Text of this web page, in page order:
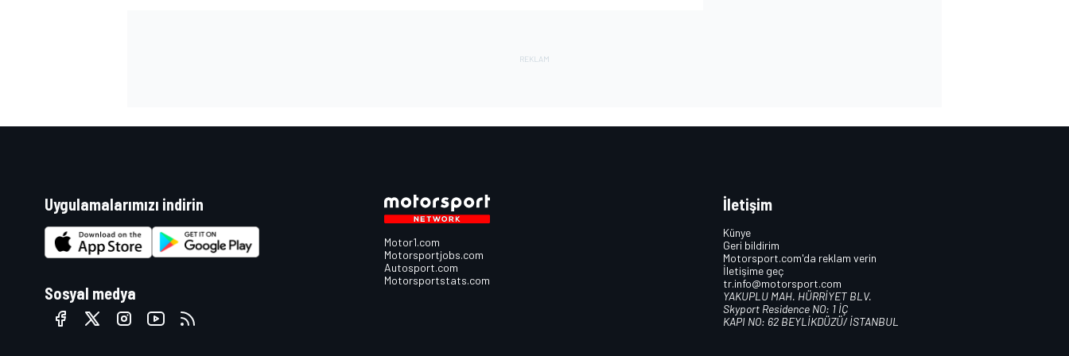
Uygulamalarımızı indirin
Sosyal medya
Motor1.com
Motorsportjobs.com
Autosport.com
Motorsportstats.com
İletişim
Künye
Geri bildirim
Motorsport.com'da reklam verin
İletişime geç
tr.info@motorsport.com
YAKUPLU MAH. HÜRRİYET BLV.
Skyport Residence NO: 1 İÇ
KAPI NO: 62 BEYLİKDÜZÜ/ İSTANBUL